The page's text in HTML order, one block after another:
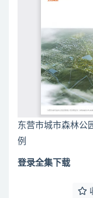
东营市城市森林公
例
登录全集下载